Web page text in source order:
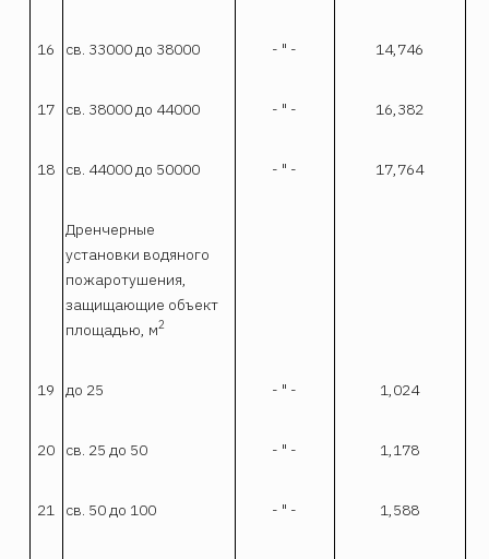
16 св. 33000 до 38000 - " - 14,746
17 св. 38000 до 44000 - " - 16,382
18 св. 44000 до 50000 - " - 17,764
Дренчерные
установки водяного
пожаротушения,
защищающие объект
площадью, м2
19 до 25 - " - 1,024
20 св. 25 до 50 - " - 1,178
21 св. 50 до 100 - " - 1,588